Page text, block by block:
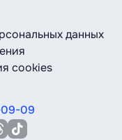
данных
cookies
09